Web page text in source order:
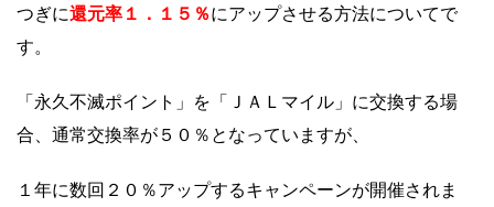
つぎに還元率１．１５％にアップさせる方法についてで
す。
「永久不滅ポイント」を「ＪＡＬマイル」に交換する場
合、通常交換率が５０％となっていますが、
１年に数回２０％アップするキャンペーンが開催されま